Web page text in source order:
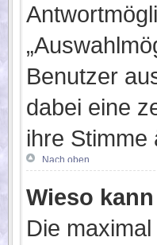
Benutzer
dabei eine
ihre Stimme
Nach oben
Wieso
Die